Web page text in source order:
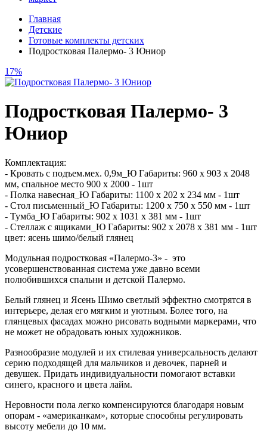
Главная
Детские
Готовые комплекты детских
Подростковая Палермо- 3 Юниор
17%
Подростковая Палермо- 3
Юниор
Комплектация:
- Кровать с подъем.мех. 0,9м_Ю Габариты: 960 х 903 х 2048
мм, спальное место 900 х 2000 - 1шт
- Полка навесная_Ю Габариты: 1100 х 202 х 234 мм - 1шт
- Стол письменный_Ю Габариты: 1200 х 750 х 550 мм - 1шт
- Тумба_Ю Габариты: 902 х 1031 х 381 мм - 1шт
- Стеллаж с ящиками_Ю Габариты: 902 х 2078 х 381 мм - 1шт
цвет: ясень шимо/белый глянец
Модульная подростковая «Палермо-3» - это
усовершенствованная система уже давно всеми
полюбившихся спальни и детской Палермо.
Белый глянец и Ясень Шимо светлый эффектно смотрятся в
интерьере, делая его мягким и уютным. Более того, на
глянцевых фасадах можно рисовать водными маркерами, что
не может не обрадовать юных художников.
Разнообразие модулей и их стилевая универсальность делают
серию подходящей для мальчиков и девочек, парней и
девушек. Придать индивидуальности помогают вставки
синего, красного и цвета лайм.
Неровности пола легко компенсируются благодаря новым
опорам - «американкам», которые способны регулировать
высоту мебели до 10 мм.